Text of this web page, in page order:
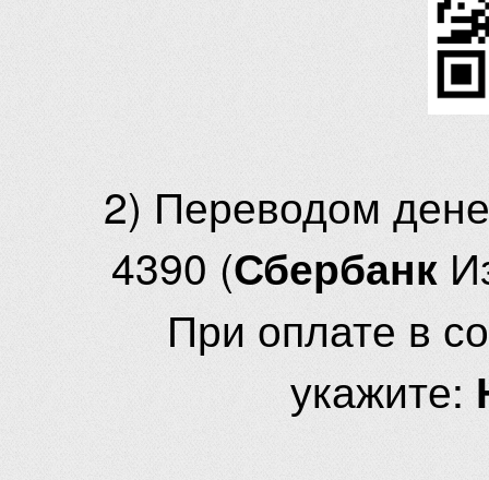
2) Переводом
4390 (Сбербанк
При оплате в
укажите: